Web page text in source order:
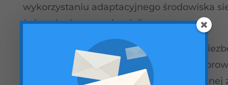
wykorzystaniu adaptacyjnego środowiska
(wirtualnej rzeczywistości).
JSW SiG już w tym momencie posiada
możliwości i nowoczesny sprzęt do
zakresu pierwszej pomocy